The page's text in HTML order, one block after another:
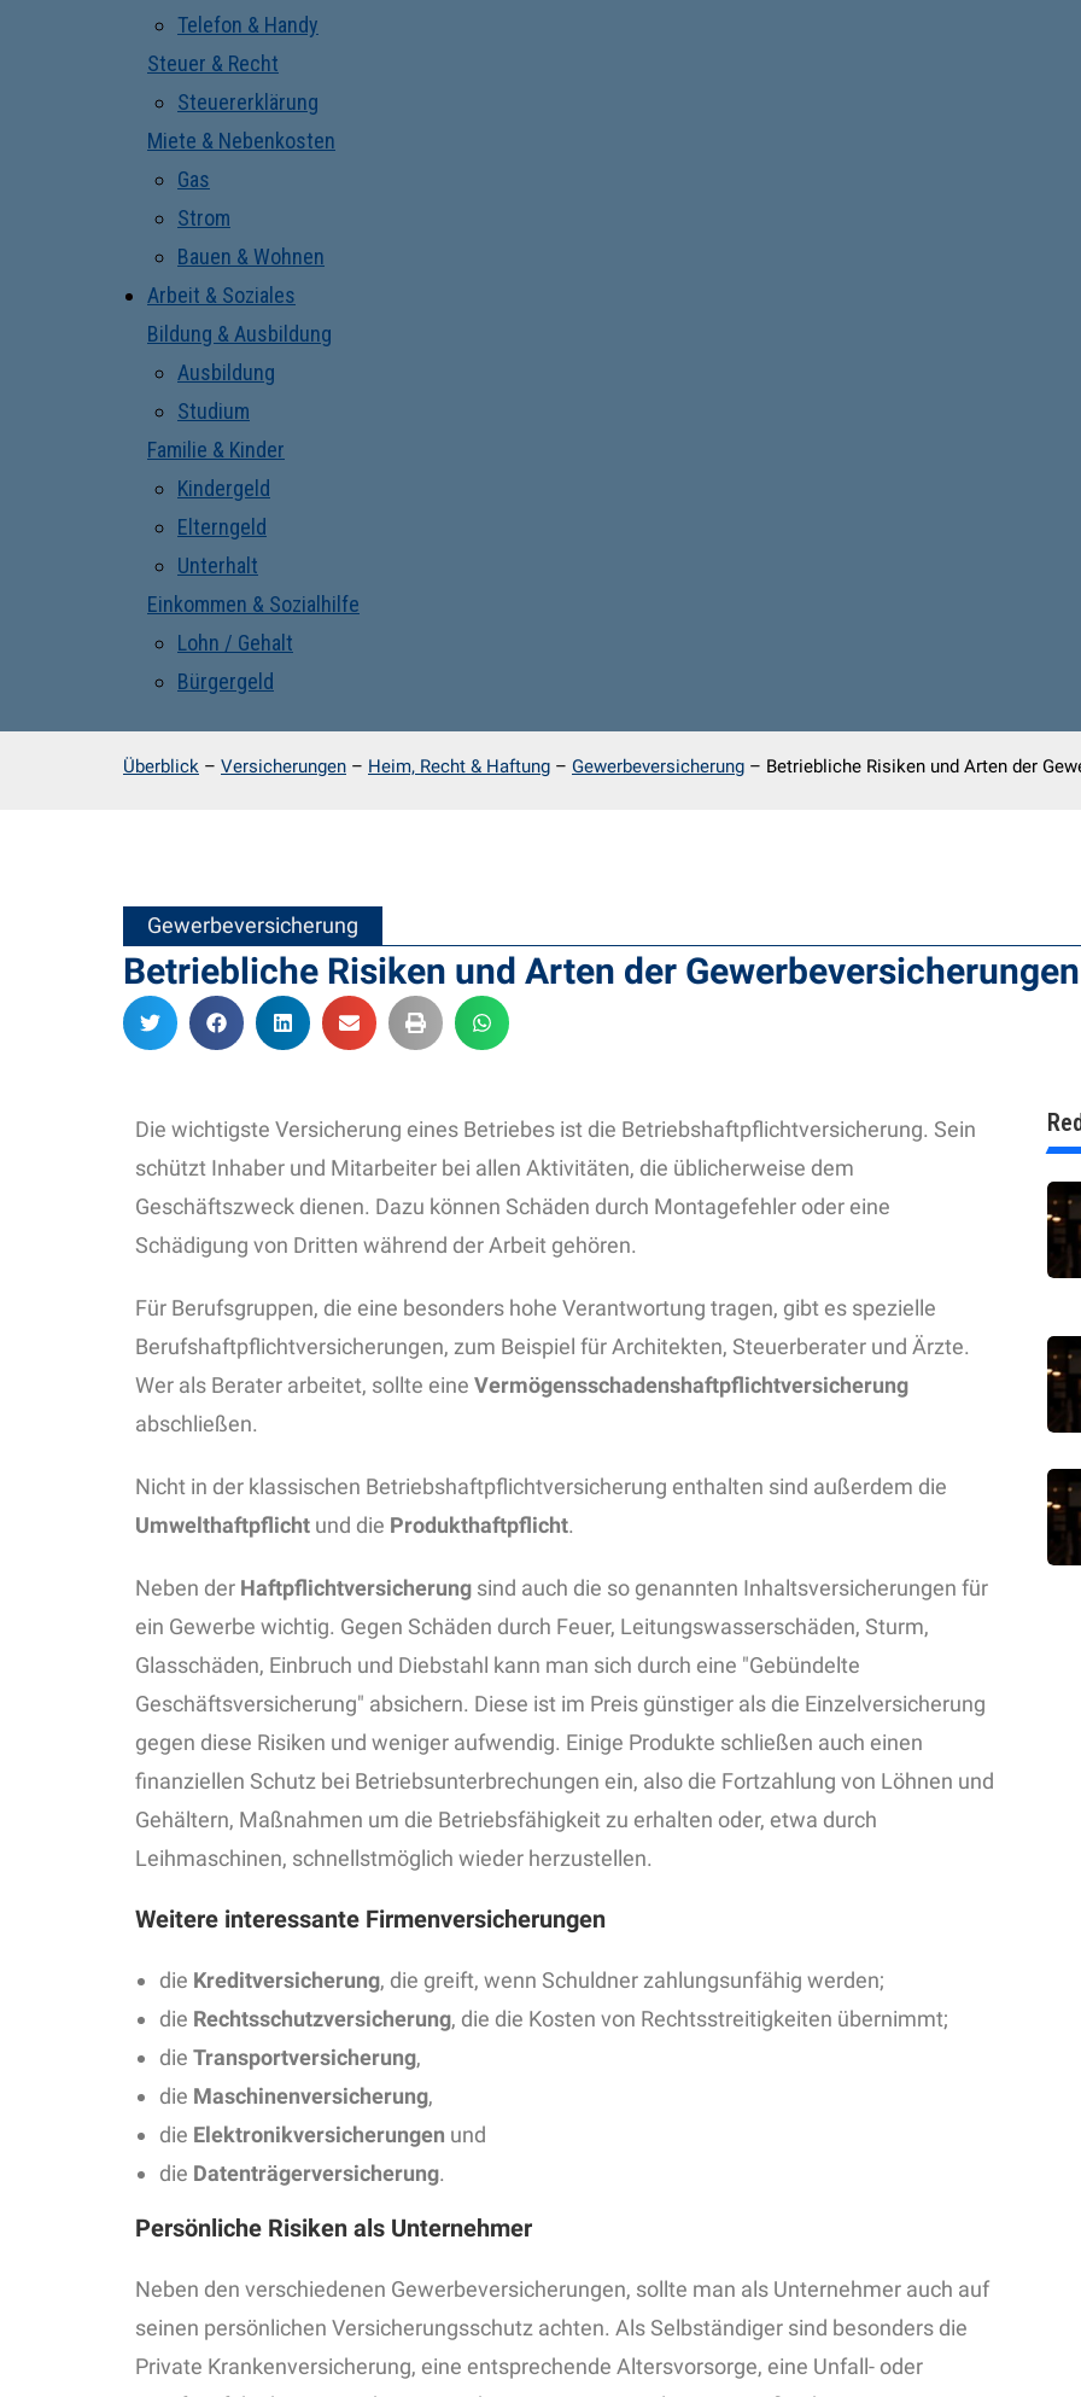
Telefon & Handy
Steuer & Recht
Steuererklärung
Miete & Nebenkosten
Gas
Strom
Bauen & Wohnen
Arbeit & Soziales
Bildung & Ausbildung
Ausbildung
Studium
Familie & Kinder
Kindergeld
Elterngeld
Unterhalt
Einkommen & Sozialhilfe
Lohn / Gehalt
Bürgergeld
Überblick – Versicherungen – Heim, Recht & Haftung – Gewerbeversicherung – Betriebliche Risiken und Arten der
Gewerbeversicherung
Betriebliche Risiken und Arten der Gewerbeversicherungen
Die wichtigste Versicherung eines Betriebes ist die Betriebshaftpflichtversicherung. Sein
schützt Inhaber und Mitarbeiter bei allen Aktivitäten, die üblicherweise dem
Geschäftszweck dienen. Dazu können Schäden durch Montagefehler oder eine
Schädigung von Dritten während der Arbeit gehören.
Für Berufsgruppen, die eine besonders hohe Verantwortung tragen, gibt es spezielle
Berufshaftpflichtversicherungen, zum Beispiel für Architekten, Steuerberater und Ärzte.
Wer als Berater arbeitet, sollte eine Vermögensschadenshaftpflichtversicherung
abschließen.
Nicht in der klassischen Betriebshaftpflichtversicherung enthalten sind außerdem die
Umwelthaftpflicht und die Produkthaftpflicht.
Neben der Haftpflichtversicherung sind auch die so genannten Inhaltsversicherungen für
ein Gewerbe wichtig. Gegen Schäden durch Feuer, Leitungswasserschäden, Sturm,
Glasschäden, Einbruch und Diebstahl kann man sich durch eine "Gebündelte
Geschäftsversicherung" absichern. Diese ist im Preis günstiger als die Einzelversicherung
gegen diese Risiken und weniger aufwendig. Einige Produkte schließen auch einen
finanziellen Schutz bei Betriebsunterbrechungen ein, also die Fortzahlung von Löhnen und
Gehältern, Maßnahmen um die Betriebsfähigkeit zu erhalten oder, etwa durch
Leihmaschinen, schnellstmöglich wieder herzustellen.
Weitere interessante Firmenversicherungen
die Kreditversicherung, die greift, wenn Schuldner zahlungsunfähig werden;
die Rechtsschutzversicherung, die die Kosten von Rechtsstreitigkeiten übernimmt;
die Transportversicherung,
die Maschinenversicherung,
die Elektronikversicherungen und
die Datenträgerversicherung.
Persönliche Risiken als Unternehmer
Neben den verschiedenen Gewerbeversicherungen, sollte man als Unternehmer auch auf
seinen persönlichen Versicherungsschutz achten. Als Selbständiger sind besonders die
Private Krankenversicherung, eine entsprechende Altersvorsorge, eine Unfall- oder